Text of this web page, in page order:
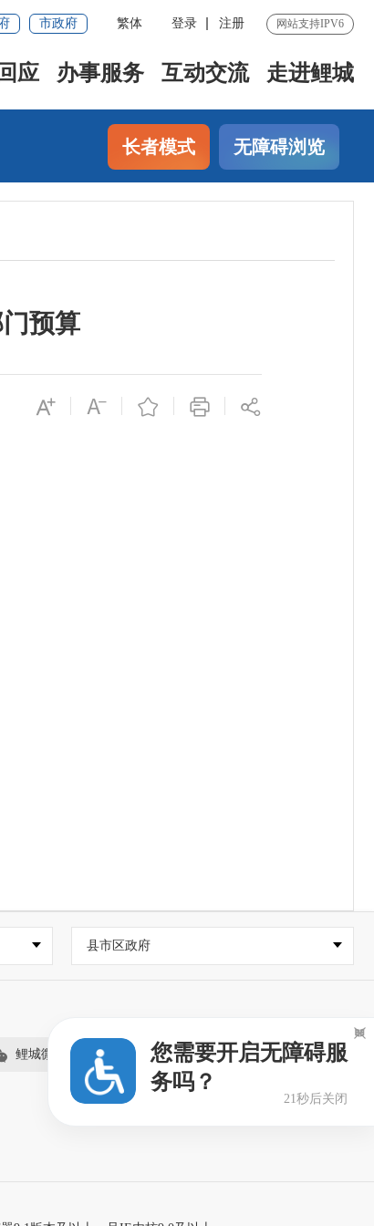
市政府 繁体 登录 注册 网站支持IPV6
应 办事服务 互动交流 走进鲤城
长者模式 无障碍浏览
预算
县市区政府
鲤城微事（视频号）
您需要开启无障碍服
务吗？
20秒后关闭
